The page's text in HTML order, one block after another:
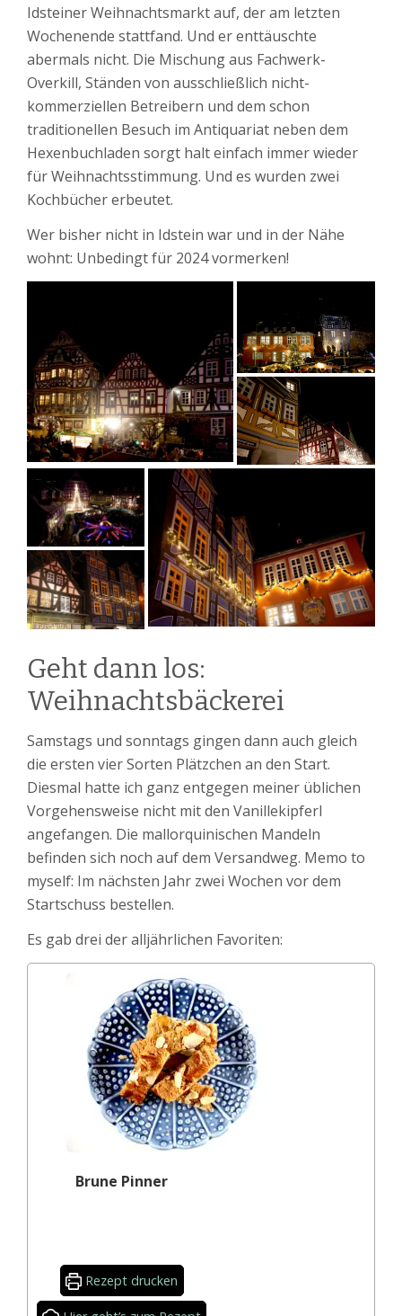
Idsteiner Weihnachtsmarkt auf, der am letzten
Wochenende stattfand. Und er enttäuschte
abermals nicht. Die Mischung aus Fachwerk-
Overkill, Ständen von ausschließlich nicht-
kommerziellen Betreibern und dem schon
traditionellen Besuch im Antiquariat neben dem
Hexenbuchladen sorgt halt einfach immer wieder
für Weihnachtsstimmung. Und es wurden zwei
Kochbücher erbeutet.
Wer bisher nicht in Idstein war und in der Nähe
wohnt: Unbedingt für 2024 vormerken!
Geht dann los:
Weihnachtsbäckerei
Samstags und sonntags gingen dann auch gleich
die ersten vier Sorten Plätzchen an den Start.
Diesmal hatte ich ganz entgegen meiner üblichen
Vorgehensweise nicht mit den Vanillekipferl
angefangen. Die mallorquinischen Mandeln
befinden sich noch auf dem Versandweg. Memo to
myself: Im nächsten Jahr zwei Wochen vor dem
Startschuss bestellen.
Es gab drei der alljährlichen Favoriten:
Brune Pinner
Rezept drucken